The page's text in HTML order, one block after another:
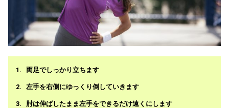
両足でしっかり立ちます
左手を右側にゆっくり倒していきます
肘は伸ばしたまま左手をできるだけ遠くにします